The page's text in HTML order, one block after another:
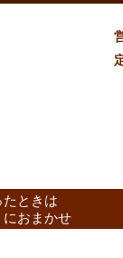
たときは
におまかせ